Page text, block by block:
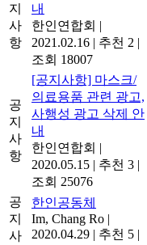
지
사
항
내
한인연합회 |
2021.02.16 | 추천 2 |
조회 18007
공
지
사
항
[공지사항] 마스크/
의료용품 관련 광고,
사행성 광고 삭제 안
내
한인연합회 |
2020.05.15 | 추천 3 |
조회 25076
공
지
사
한인공동체
Im, Chang Ro |
2020.04.29 | 추천 5 |